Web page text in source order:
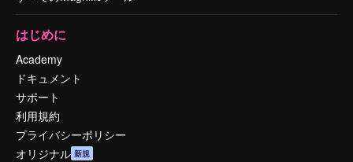
はじめに
Academy
ドキュメント
サポート
利用規約
プライバシーポリシー
オリジナル 新規